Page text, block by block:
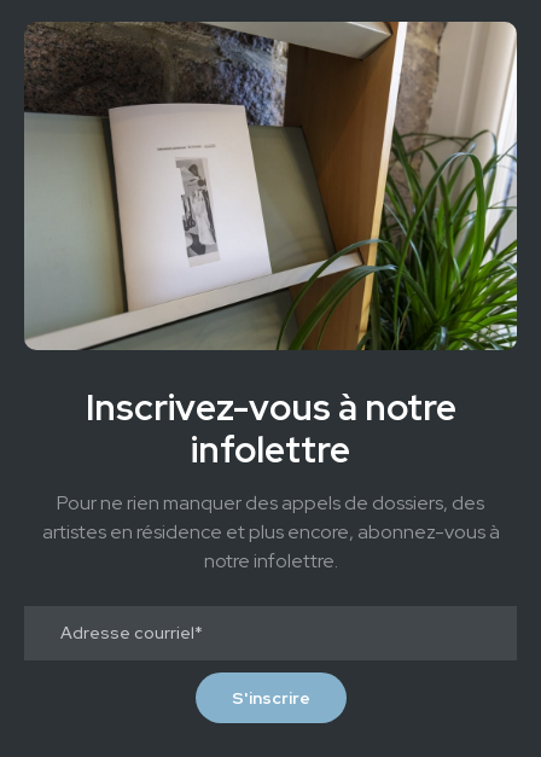
Inscrivez-vous à notre
infolettre
Pour ne rien manquer des appels de dossiers, des
artistes en résidence et plus encore, abonnez-vous à
notre infolettre.